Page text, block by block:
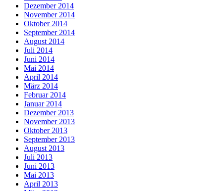
Dezember 2014
November 2014
Oktober 2014
September 2014
August 2014
Juli 2014
Juni 2014
Mai 2014
April 2014
März 2014
Februar 2014
Januar 2014
Dezember 2013
November 2013
Oktober 2013
September 2013
August 2013
Juli 2013
Juni 2013
Mai 2013
April 2013